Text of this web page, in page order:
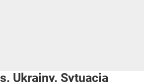
Ukrainy. Sytuacja